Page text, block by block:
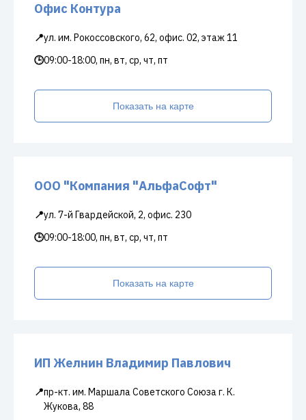
Офис Контура
📍ул. им. Рокоссовского, 62, офис. 02, этаж 11
🕒09:00-18:00, пн, вт, ср, чт, пт
Показать на карте
ООО "Компания "АльфаСофт"
📍ул. 7-й Гвардейской, 2, офис. 230
🕒09:00-18:00, пн, вт, ср, чт, пт
Показать на карте
ИП Желнин Владимир Павлович
📍пр-кт. им. Маршала Советского Союза г. К.
Жукова, 88